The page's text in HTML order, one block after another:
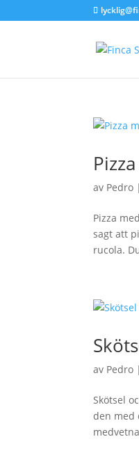
av Pedro
Pizza
sagt att
rucola.
av Pedro
Skötsel
den med